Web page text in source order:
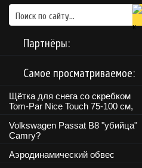
Партнёры:
Самое просматриваемое:
Щётка для снега со скребком
Tom-Par Nice Touch 75-100 см,
Volkswagen Passat B8 "убийца"
Camry?
Аэродинамический обвес